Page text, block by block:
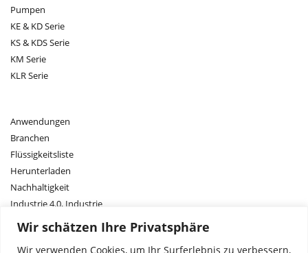
Wir schätzen Ihre Privatsphäre
Wir verwenden Cookies, um Ihr Surferlebnis zu verbessern,
Pumpen
KE & KD Serie
KS & KDS Serie
KM Serie
KLR Serie
Anwendungen
Branchen
Flüssigkeitsliste
Herunterladen
Nachhaltigkeit
Industrie 4.0, Industrie
Forschung und Entwicklung